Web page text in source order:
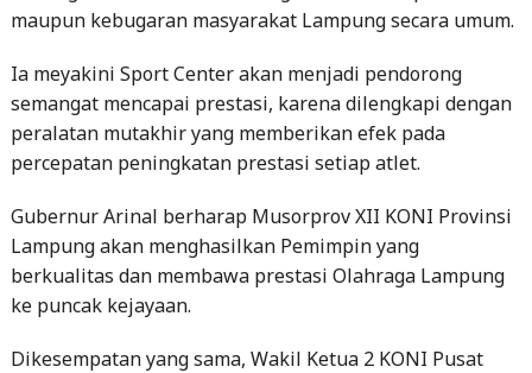
maupun kebugaran masyarakat Lampung secara umum.
Ia meyakini Sport Center akan menjadi pendorong
semangat mencapai prestasi, karena dilengkapi dengan
peralatan mutakhir yang memberikan efek pada
percepatan peningkatan prestasi setiap atlet.
Gubernur Arinal berharap Musorprov XII KONI Provinsi
Lampung akan menghasilkan Pemimpin yang
berkualitas dan membawa prestasi Olahraga Lampung
ke puncak kejayaan.
Dikesempatan yang sama, Wakil Ketua 2 KONI Pusat